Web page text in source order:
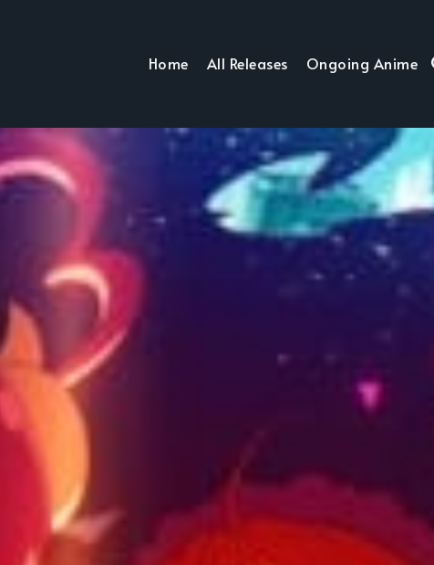
Home All Releases Ongoing Anime